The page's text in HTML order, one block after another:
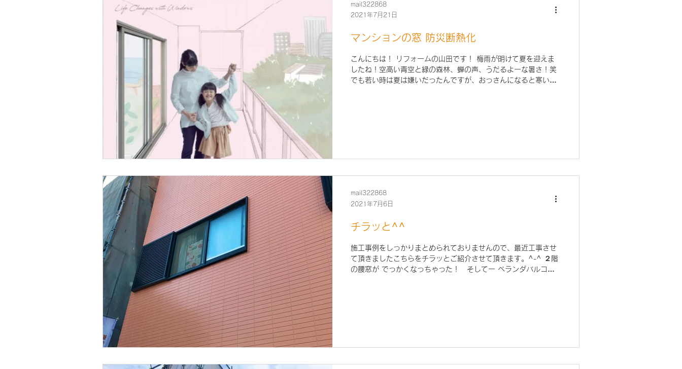
マンションの窓 防災断熱化
こんにちは！ リフォームの山田です！ 梅雨が明けて夏を迎えま
したね！空高い青空と緑の森林、蝉の声、うだるよーな暑さ！笑
でも若い時は夏は嫌いだったんですが、おっさんになると寒いと
mail322868
2021年7月21日
チラッと^^
施工事例をしっかりまとめられておりませんので、最近工事させ
て頂きましたこちらをチラッとご紹介させて頂きます。^-^ ２階
の腰窓が でっかくなっちゃった！ そしてー ベランダバルコニ
mail322868
2021年7月6日